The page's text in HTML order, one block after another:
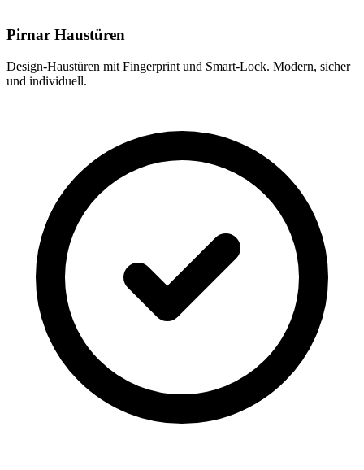
Pirnar Haustüren
Design-Haustüren mit Fingerprint und Smart-Lock. Modern, sicher
und individuell.